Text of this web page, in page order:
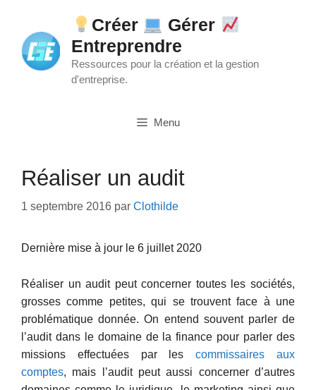
contenu
Créer
Gérer
Entreprendre
Ressources pour la création et la gestion
d'entreprise.
Menu
Réaliser un audit
1 septembre 2016 par Clothilde
Dernière mise à jour le 6 juillet 2020
Réaliser un audit peut concerner toutes les sociétés,
grosses comme petites, qui se trouvent face à une
problématique donnée. On entend souvent parler de
l’audit dans le domaine de la finance pour parler des
missions effectuées par lescommissaires aux
comptes, mais l’audit peut aussi concerner d’autres